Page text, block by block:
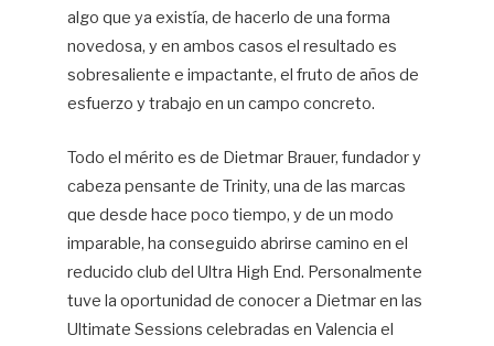
algo que ya existía, de hacerlo de una forma
novedosa, y en ambos casos el resultado es
sobresaliente e impactante, el fruto de años de
esfuerzo y trabajo en un campo concreto.
Todo el mérito es de Dietmar Brauer, fundador y
cabeza pensante de Trinity, una de las marcas
que desde hace poco tiempo, y de un modo
imparable, ha conseguido abrirse camino en el
reducido club del Ultra High End. Personalmente
tuve la oportunidad de conocer a Dietmar en las
Ultimate Sessions celebradas en Valencia el